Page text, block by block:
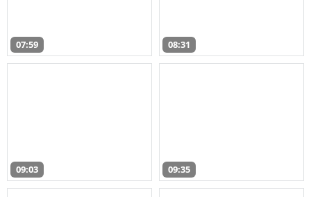
07:59 08:31
09:03 09:35